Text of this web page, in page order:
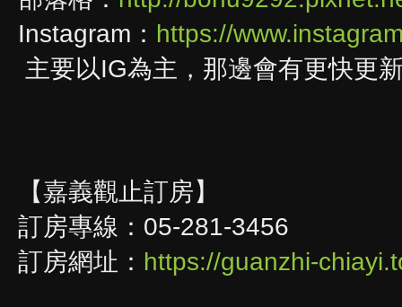
Instagram： https://
主要以IG為主，那邊會有更快更
【嘉義觀止訂房】
訂房專線：05-281-3456
訂房網址： https://guanzhi-